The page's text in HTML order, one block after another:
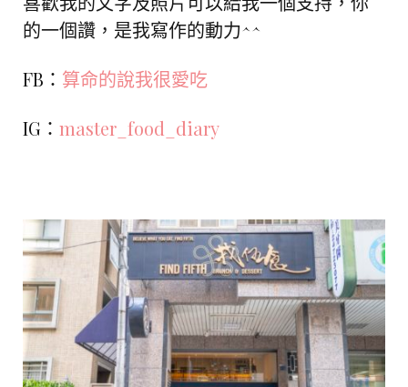
的一個讚，是我寫作的動力^^
FB： 算命的說我很愛吃
IG： master_food_diary